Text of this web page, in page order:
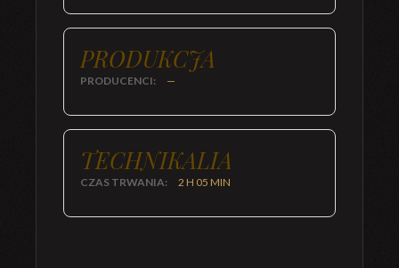
PRODUKCJA
PRODUCENCI: —
TECHNIKALIA
CZAS TRWANIA: 2 H 05 MIN